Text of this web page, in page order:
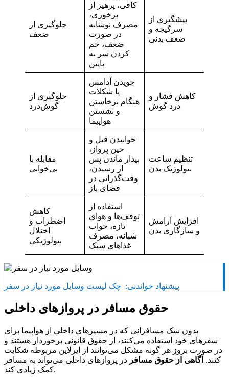
جلوگیری از
ضعف
کافی، پرهیز از
پرخوری،
مصرف نوشابه
در صورت
ضعف، خم
کردن سر به
پایین
پیشگیری از
سرگیجه و
ضعف بدنی
جلوگیری از
گوش‌درد
جویدن آدامس
یا شکلات
هنگام برخاستن
و نشستن
هواپیما
کاهش فشار و
درد گوش
مقابله با
بی‌خوابی
خوابیدن قبل و
حین پرواز،
بیدار ماندن پس
از رسیدن،
وقت‌گذرانی در
فضای باز
تنظیم ساعت
بیولوژیک بدن
کاهش
اضطراب و
اختلال
بیولوژیکی
استفاده از
توقف‌ها و هوای
تازه، خواب
شبانه، مصرف
غذاهای سبک
افزایش آرامش
و سازگاری بدن
پیشنهاد خواندنی: چک لیست وسایل مورد نیاز در سفر
حقوق مسافر در پروازهای داخلی
بدون شک مسافرانی که در مسیرهای داخلی از هواپیما برای
سفرهای خود استفاده می‌کنند، از حقوق قانونی برخوردار هستند و
در صورت بروز هر گونه مشکل می‌توانند از ایرلاین مربوطه شکایت
کنند. آگاهی از حقوق مسافر در پروازهای داخلی می‌تواند به مسافر
کمک زیادی کند.